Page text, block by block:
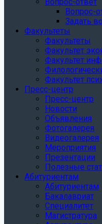
Вопрос-ответ
Вопрос-
Задать
Факультеты
Факультеты
Факультет
Факультет
Факультет
Пресс-центр
Пресс-центр
Новости
Объявления
Фотогалерея
Видеогалерея
Мероприятия
Презентации
Полезные
Абитуриентам
Абитуриентам
Бакалавриат
Специалитет
Магистратура